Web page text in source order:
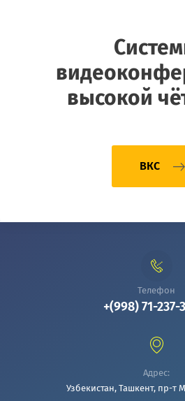
высокой
ВКС
Телефон
+(998) 71-237-
Адрес:
Узбекистан, Ташкент, пр-т